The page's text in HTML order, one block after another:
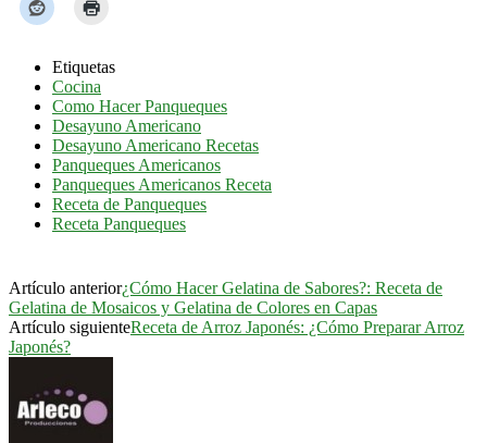
Etiquetas
Cocina
Como Hacer Panqueques
Desayuno Americano
Desayuno Americano Recetas
Panqueques Americanos
Panqueques Americanos Receta
Receta de Panqueques
Receta Panqueques
Artículo anterior¿Cómo Hacer Gelatina de Sabores?: Receta de
Gelatina de Mosaicos y Gelatina de Colores en Capas
Artículo siguienteReceta de Arroz Japonés: ¿Cómo Preparar Arroz
Japonés?